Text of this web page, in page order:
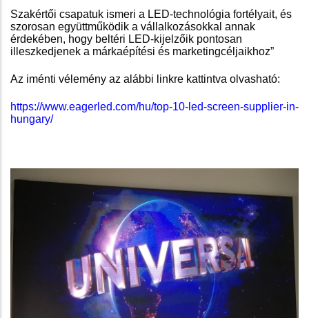
Szakértői csapatuk ismeri a LED-technológia fortélyait, és
szorosan együttműködik a vállalkozásokkal annak
érdekében, hogy beltéri LED-kijelzőik pontosan
illeszkedjenek a márkaépítési és marketingcéljaikhoz”
Az iménti vélemény az alábbi linkre kattintva olvasható:
https://www.eagerled.com/hu/top-10-led-screen-supplier-in-
hungary/